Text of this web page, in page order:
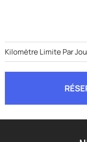
Kilomètre Limite Par